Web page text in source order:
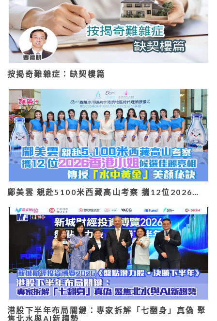
按揭奇難雜症：缺契樓篇
鄺美雲 親赴5100米西藏高山考察 攜12位2026…
港股下半年布局關鍵：專家拆解「七翻身」真偽 聚
焦北水與AI新趨勢